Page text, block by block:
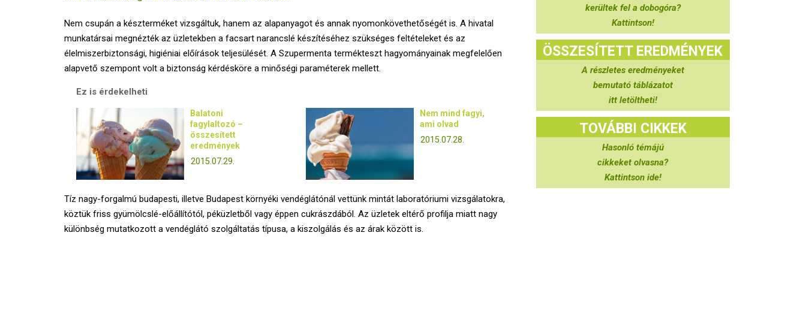
Nem csupán a készterméket vizsgáltuk, hanem az alapanyagot és annak nyomonkövethetőségét is. A hivatal
munkatársai megnézték az üzletekben a facsart narancslé készítéséhez szükséges feltételeket és az
élelmiszerbiztonsági, higiéniai előírások teljesülését. A Szupermenta termékteszt hagyományainak megfelelően
alapvető szempont volt a biztonság kérdésköre a minőségi paraméterek mellett.
Ez is érdekelheti
Balatoni
fagylaltozó –
összesített
eredmények
2015.07.29.
Nem mind fagyi,
ami olvad
2015.07.28.
Tíz nagy-forgalmú budapesti, illetve Budapest környéki vendéglátónál vettünk mintát laboratóriumi vizsgálatokra,
köztük friss gyümölcslé-előállítótól, péküzletből vagy éppen cukrászdából. Az üzletek eltérő profilja miatt nagy
különbség mutatkozott a vendéglátó szolgáltatás típusa, a kiszolgálás és az árak között is.
kerültek fel a dobogóra?
Kattintson!
ÖSSZESÍTETT EREDMÉNYEK
A részletes eredményeket
bemutató táblázatot
itt letöltheti!
TOVÁBBI CIKKEK
Hasonló témájú
cikkeket olvasna?
Kattintson ide!